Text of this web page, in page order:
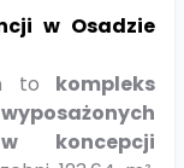
w Osadzie
to kompleks
koncepcji